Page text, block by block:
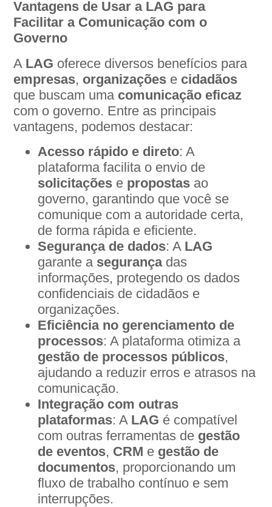
Vantagens de Usar a LAG para
Facilitar a Comunicação com o
Governo
A LAG oferece diversos benefícios para
empresas, organizações e cidadãos
que buscam uma comunicação eficaz
com o governo. Entre as principais
vantagens, podemos destacar:
Acesso rápido e direto: A
plataforma facilita o envio de
solicitações e propostas ao
governo, garantindo que você se
comunique com a autoridade certa,
de forma rápida e eficiente.
Segurança de dados: A LAG
garante a segurançadas
informações, protegendo os dados
confidenciais de cidadãos e
organizações.
Eficiência no gerenciamento de
processos: A plataforma otimiza a
gestão de processos públicos,
ajudando a reduzir erros e atrasos na
comunicação.
Integração com outras
plataformas: A LAG é compatível
com outras ferramentas de gestão
de eventos, CRM e gestão de
documentos, proporcionando um
fluxo de trabalho contínuo e sem
interrupções.